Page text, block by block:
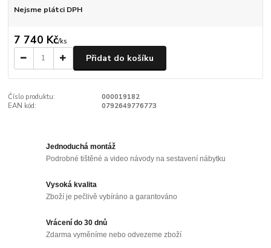
Nejsme plátci DPH
7 740 Kč/ks
Přidat do košíku
Číslo produktu:
000019182
EAN kód:
0792649776773
Jednoduchá montáž
Podrobné tištěné a video návody na sestavení nábytku
Vysoká kvalita
Zboží je pečlivě vybíráno a garantováno
Vrácení do 30 dnů
Zdarma vyměníme nebo odvezeme zboží